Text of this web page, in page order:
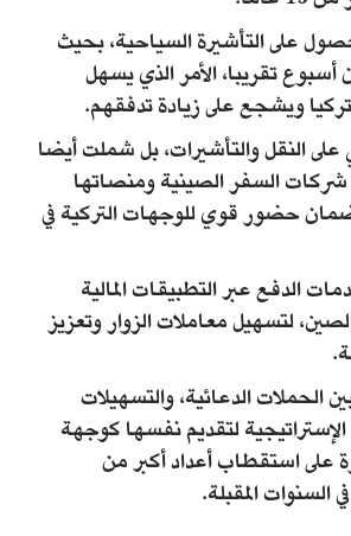
على التأشيرة السياحية، بحيث
تقريبا، الأمر الذي يسهل
ويشجع على زيادة تدفقهم.
النقل والتأشيرات، بل شملت أيضا
السفر الصينية ومنصاتها
ضمان حضور قوي للوجهات التركية في
الدفع عبر التطبيقات المالية
لتسهيل معاملات الزوار وتعزيز
الحملات الدعائية، والتسهيلات
الإستراتيجية لتقديم نفسها كوجهة
على استقطاب أعداد أكبر من
السنوات المقبلة.